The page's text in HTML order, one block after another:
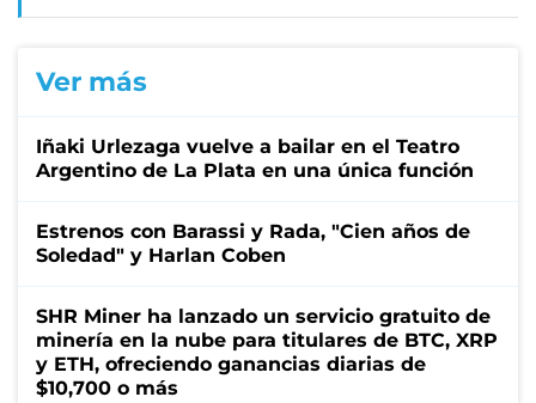
Ver más
Iñaki Urlezaga vuelve a bailar en el Teatro
Argentino de La Plata en una única función
Estrenos con Barassi y Rada, "Cien años de
Soledad" y Harlan Coben
SHR Miner ha lanzado un servicio gratuito de
minería en la nube para titulares de BTC, XRP
y ETH, ofreciendo ganancias diarias de
$10,700 o más